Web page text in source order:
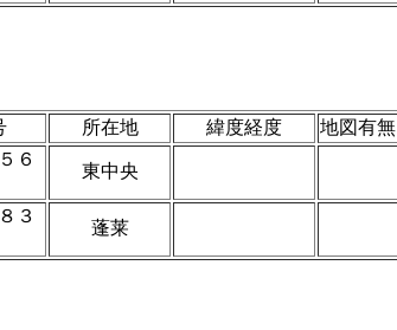
所在地 緯度経度 地図有無
６
東中央
３
蓬莱